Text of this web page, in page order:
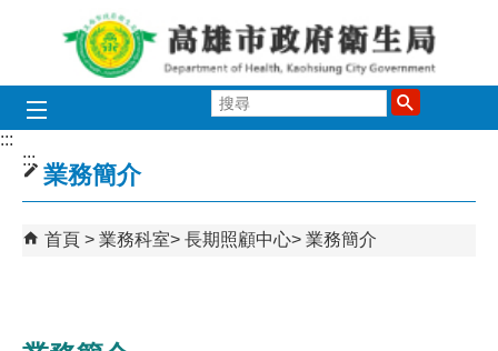
跳到主要內容區塊
尋
:::
:::
業務簡介
首頁 業務科室 長期照顧中心 業務簡介